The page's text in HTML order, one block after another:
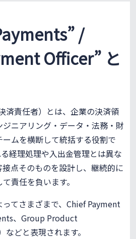
/
Officer” と
済責任者）とは、企業の決済領
ニアリング・データ・法務・財
ムを横断して統括する役割で
経理処理や入出金管理とは異な
点そのものを設計し、継続的に
責任を負います。
てさまざまで、Chief Payment
、Group Product
どと表現されます。